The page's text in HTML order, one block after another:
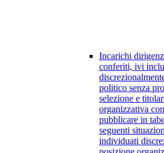
Incarichi
conferiti, ivi
politico senza
selezione e
organizzativa
pubblicare in
seguenti
individuati